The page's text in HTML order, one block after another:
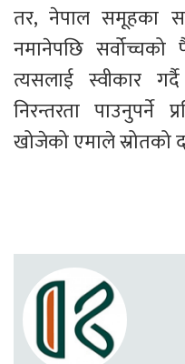
तर, नेपाल समूहका
नमानेपछि
त्यसलाई स्वीकार
निरन्तरता पाउनुपर्ने
खोजेको एमाले स्रोतको